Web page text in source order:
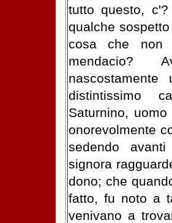
tutto questo,
qualche
cosa che non
mendacio?
distintissimo
Saturnino,
onorevolmente
sedendo
signora
dono; che
fatto, fu noto a
venivano a